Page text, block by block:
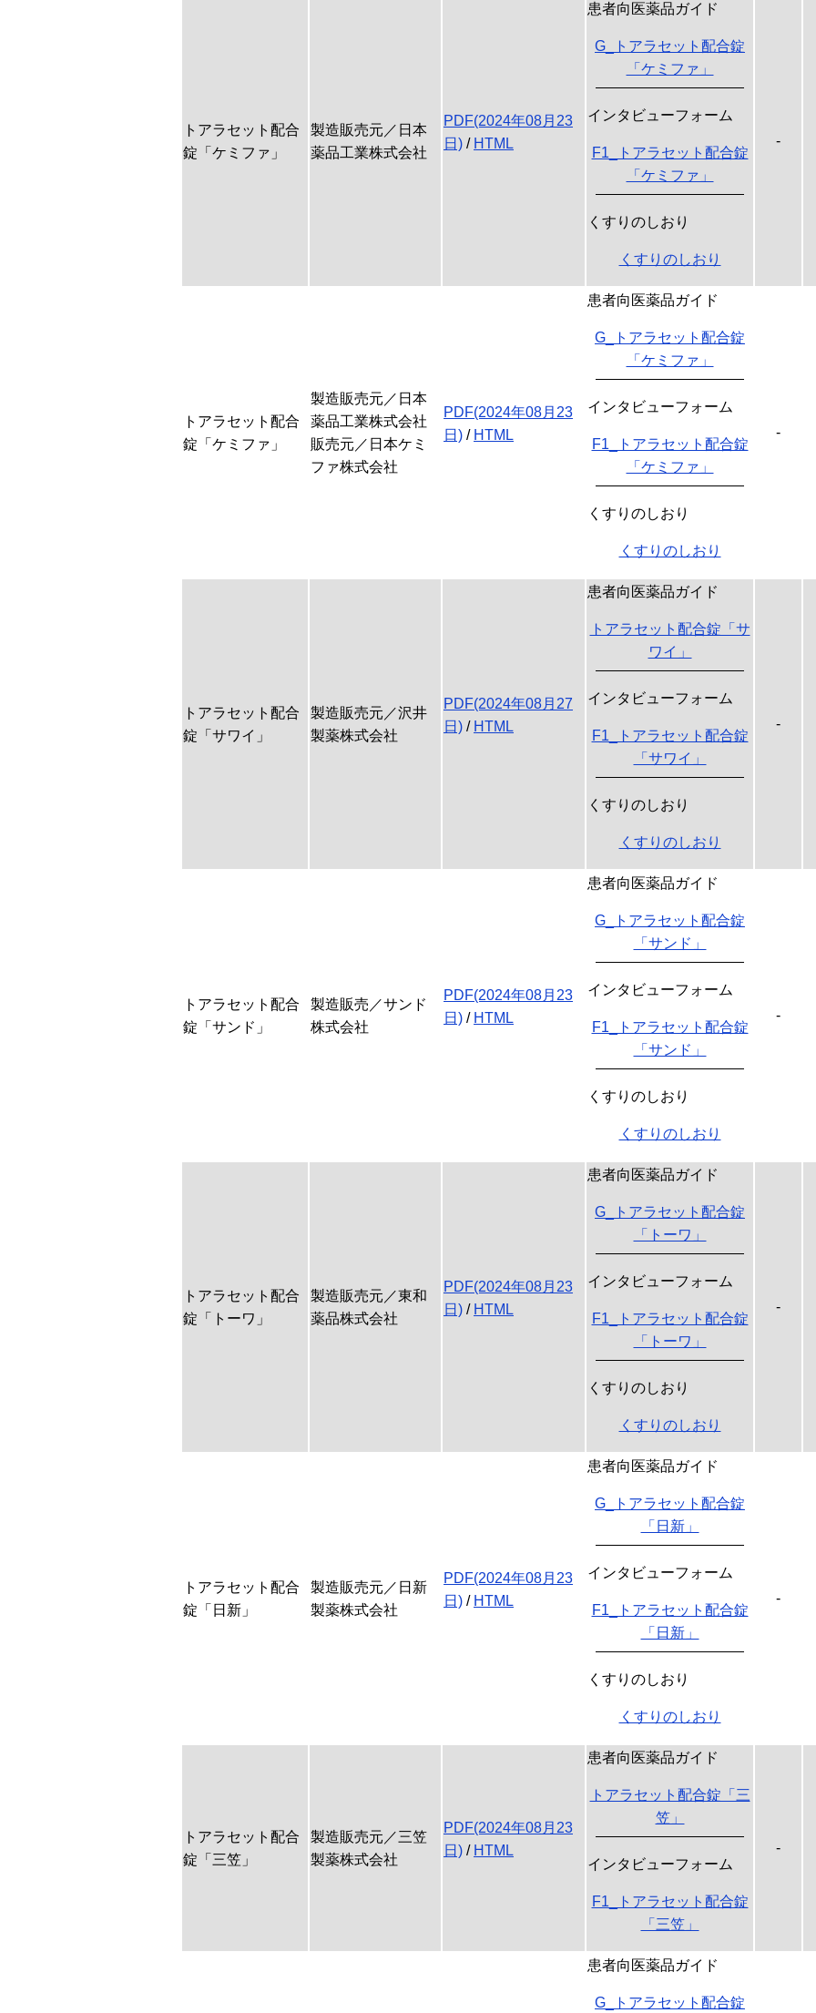
トアラセット配合
錠「ケミファ」
製造販売元／日本
薬品工業株式会社
PDF(2024年08月23
日) / HTML
患者向医薬品ガイド
G_トアラセット配合錠
「ケミファ」
インタビューフォーム
F1_トアラセット配合錠
「ケミファ」
くすりのしおり
くすりのしおり
-
トアラセット配合
錠「ケミファ」
製造販売元／日本
薬品工業株式会社
販売元／日本ケミ
ファ株式会社
PDF(2024年08月23
日) / HTML
患者向医薬品ガイド
G_トアラセット配合錠
「ケミファ」
インタビューフォーム
F1_トアラセット配合錠
「ケミファ」
くすりのしおり
くすりのしおり
-
トアラセット配合
錠「サワイ」
製造販売元／沢井
製薬株式会社
PDF(2024年08月27
日) / HTML
患者向医薬品ガイド
トアラセット配合錠「サ
ワイ」
インタビューフォーム
F1_トアラセット配合錠
「サワイ」
くすりのしおり
くすりのしおり
-
トアラセット配合
錠「サンド」
製造販売／サンド
株式会社
PDF(2024年08月23
日) / HTML
患者向医薬品ガイド
G_トアラセット配合錠
「サンド」
インタビューフォーム
F1_トアラセット配合錠
「サンド」
くすりのしおり
くすりのしおり
-
トアラセット配合
錠「トーワ」
製造販売元／東和
薬品株式会社
PDF(2024年08月23
日) / HTML
患者向医薬品ガイド
G_トアラセット配合錠
「トーワ」
インタビューフォーム
F1_トアラセット配合錠
「トーワ」
くすりのしおり
くすりのしおり
-
トアラセット配合
錠「日新」
製造販売元／日新
製薬株式会社
PDF(2024年08月23
日) / HTML
患者向医薬品ガイド
G_トアラセット配合錠
「日新」
インタビューフォーム
F1_トアラセット配合錠
「日新」
くすりのしおり
くすりのしおり
-
トアラセット配合
錠「三笠」
製造販売元／三笠
製薬株式会社
PDF(2024年08月23
日) / HTML
患者向医薬品ガイド
トアラセット配合錠「三
笠」
インタビューフォーム
F1_トアラセット配合錠
「三笠」
-
患者向医薬品ガイド
G_トアラセット配合錠